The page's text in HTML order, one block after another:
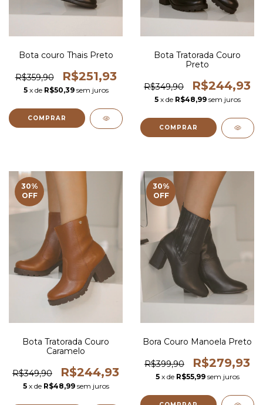
Bota couro Thais Preto
R$359,90 R$251,93
5 x de R$50,39 sem juros
COMPRAR
Bota Tratorada Couro
Preto
R$349,90 R$244,93
5 x de R$48,99 sem juros
COMPRAR
30%
OFF
Bota Tratorada Couro
Caramelo
R$349,90 R$244,93
5 x de R$48,99 sem juros
30%
OFF
Bora Couro Manoela Preto
R$399,90 R$279,93
5 x de R$55,99 sem juros